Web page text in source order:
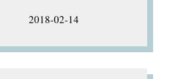
2018-02-14